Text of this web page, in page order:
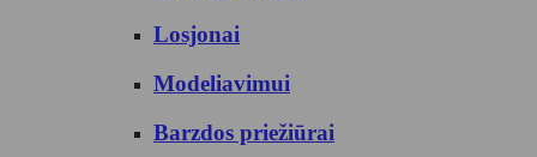
Losjonai
Modeliavimui
Barzdos priežiūrai